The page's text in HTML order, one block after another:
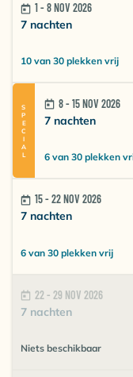
1 - 8 NOV 2026
7 nachten
10 van 30 plekken vrij
SPECIAL 8 - 15 NOV 2026
7 nachten
6 van 30 plekken
15 - 22 NOV 2026
7 nachten
6 van 30 plekken vrij
22 - 29 NOV 2026
7 nachten
Niets beschikbaar